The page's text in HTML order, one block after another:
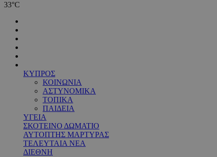
33°C
ΚΥΠΡΟΣ
ΚΟΙΝΩΝΙΑ
ΑΣΤΥΝΟΜΙΚΑ
ΤΟΠΙΚΑ
ΠΑΙΔΕΙΑ
ΥΓΕΙΑ
ΣΚΟΤΕΙΝΟ ΔΩΜΑΤΙΟ
ΑΥΤΟΠΤΗΣ ΜΑΡΤΥΡΑΣ
ΤΕΛΕΥΤΑΙΑ ΝΕΑ
ΔΙΕΘΝΗ